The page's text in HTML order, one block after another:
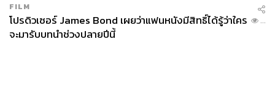
FILM
โปรดิวเซอร์ James Bond เผยว่าแฟนหนังมีสิทธิ์ได้รู้ว่าใคร
จะมารับบทนำช่วงปลายปีนี้
...